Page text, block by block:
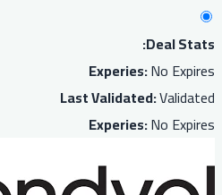
Deal Stats:
Experies:No Expires
Last Validated:Validated
Experies:No Expires